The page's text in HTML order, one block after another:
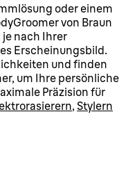
oder einem
von Braun
nach Ihrer
Erscheinungsbild.
und finden
um Ihre persönliche
Präzision für
, Stylern